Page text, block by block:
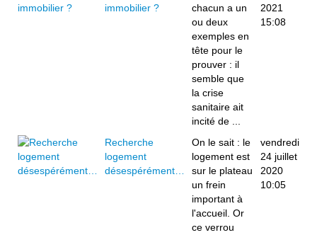
immobilier ?
chacun a un
ou deux
exemples en
tête pour le
prouver : il
semble que
la crise
sanitaire ait
incité de ...
2021
15:08
Recherche
logement
désespérément…
On le sait : le
logement est
sur le plateau
un frein
important à
l'accueil. Or
ce verrou
vendredi
24 juillet
2020
10:05